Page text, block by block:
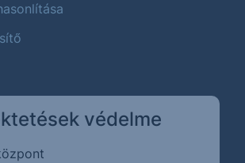
védelme